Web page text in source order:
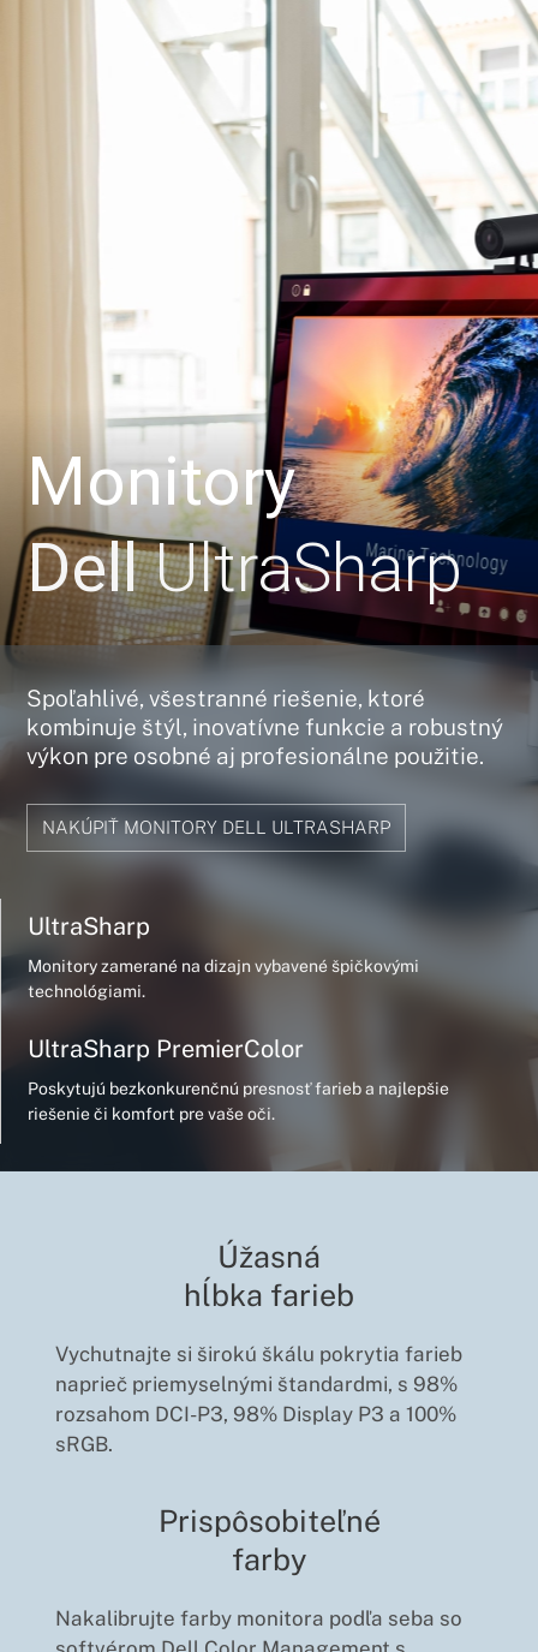
Monitory
DellUltraSharp
Spoľahlivé, všestranné riešenie, ktoré
kombinuje štýl, inovatívne funkcie a robustný
výkon pre osobné aj profesionálne použitie.
NAKÚPIŤ MONITORY DELL ULTRASHARP
UltraSharp
Monitory zamerané na dizajn vybavené špičkovými
technológiami.
UltraSharp PremierColor
Poskytujú bezkonkurenčnú presnosť farieb a najlepšie
riešenie či komfort pre vaše oči.
Úžasná
hĺbka farieb
Vychutnajte si širokú škálu pokrytia farieb
naprieč priemyselnými štandardmi, s 98%
rozsahom DCI-P3, 98% Display P3 a 100%
sRGB.
Prispôsobiteľné
farby
Nakalibrujte farby monitora podľa seba so